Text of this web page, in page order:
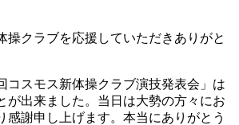
操クラブを応援していただきありがと
コスモス新体操クラブ演技発表会」は
が出来ました。当日は大勢の方々にお
感謝申し上げます。本当にありがとう